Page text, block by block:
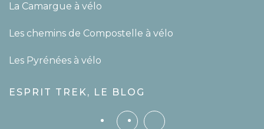
La Camargue à vélo
Les chemins de Compostelle à vélo
Les Pyrénées à vélo
ESPRIT TREK, LE BLOG